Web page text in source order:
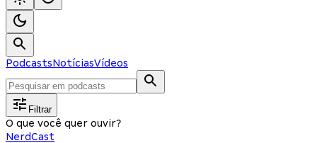
PodcastsNotíciasVídeos
Filtrar
O que você quer ouvir?
NerdCast